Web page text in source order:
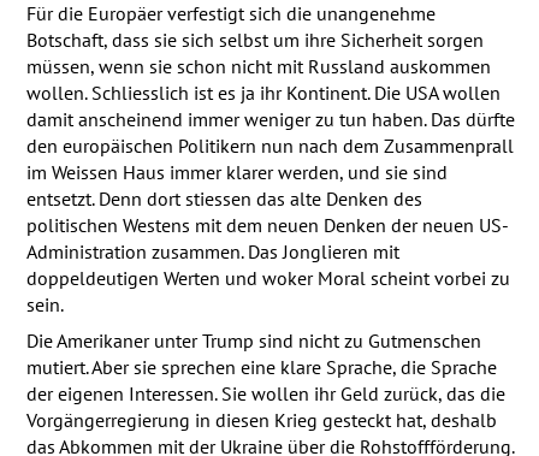
Für die Europäer verfestigt sich die unangenehme
Botschaft, dass sie sich selbst um ihre Sicherheit sorgen
müssen, wenn sie schon nicht mit Russland auskommen
wollen. Schliesslich ist es ja ihr Kontinent. Die USAwollen
damit anscheinend immer weniger zu tun haben. Das dürfte
den europäischen Politikern nun nach dem Zusammenprall
im Weissen Haus immer klarer werden, und sie sind
entsetzt. Denn dort stiessen das alte Denken des
politischen Westens mit dem neuen Denken der neuen US-
Administration zusammen. Das Jonglieren mit
doppeldeutigen Werten und woker Moral scheint vorbei zu
sein.
Die Amerikaner unter Trump sind nicht zu Gutmenschen
mutiert. Aber sie sprechen eine klare Sprache, die Sprache
der eigenen Interessen. Sie wollen ihr Geld zurück, das die
Vorgängerregierung in diesen Krieg gesteckt hat, deshalb
das Abkommen mit der Ukraine über die Rohstoffförderung.